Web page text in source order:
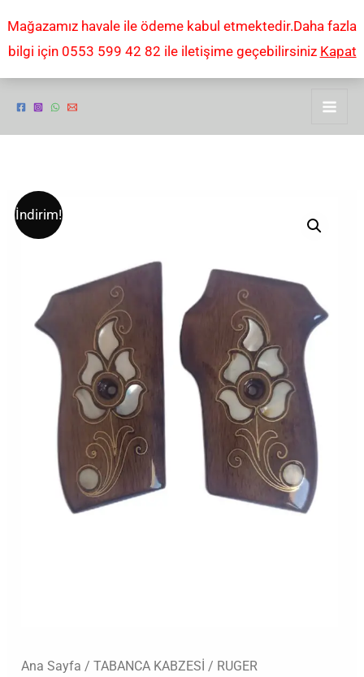
Mağazamız havale ile ödeme kabul etmektedir.Daha fazla
bilgi için 0553 599 42 82 ile iletişime geçebilirsiniz Kapat
İndirim!
Ana Sayfa /TABANCA KABZESİ / RUGER
₺2.000,00. fiyat:
₺1.999,00.
Renato
7.65
tabanca
işlemeli
KABZESi